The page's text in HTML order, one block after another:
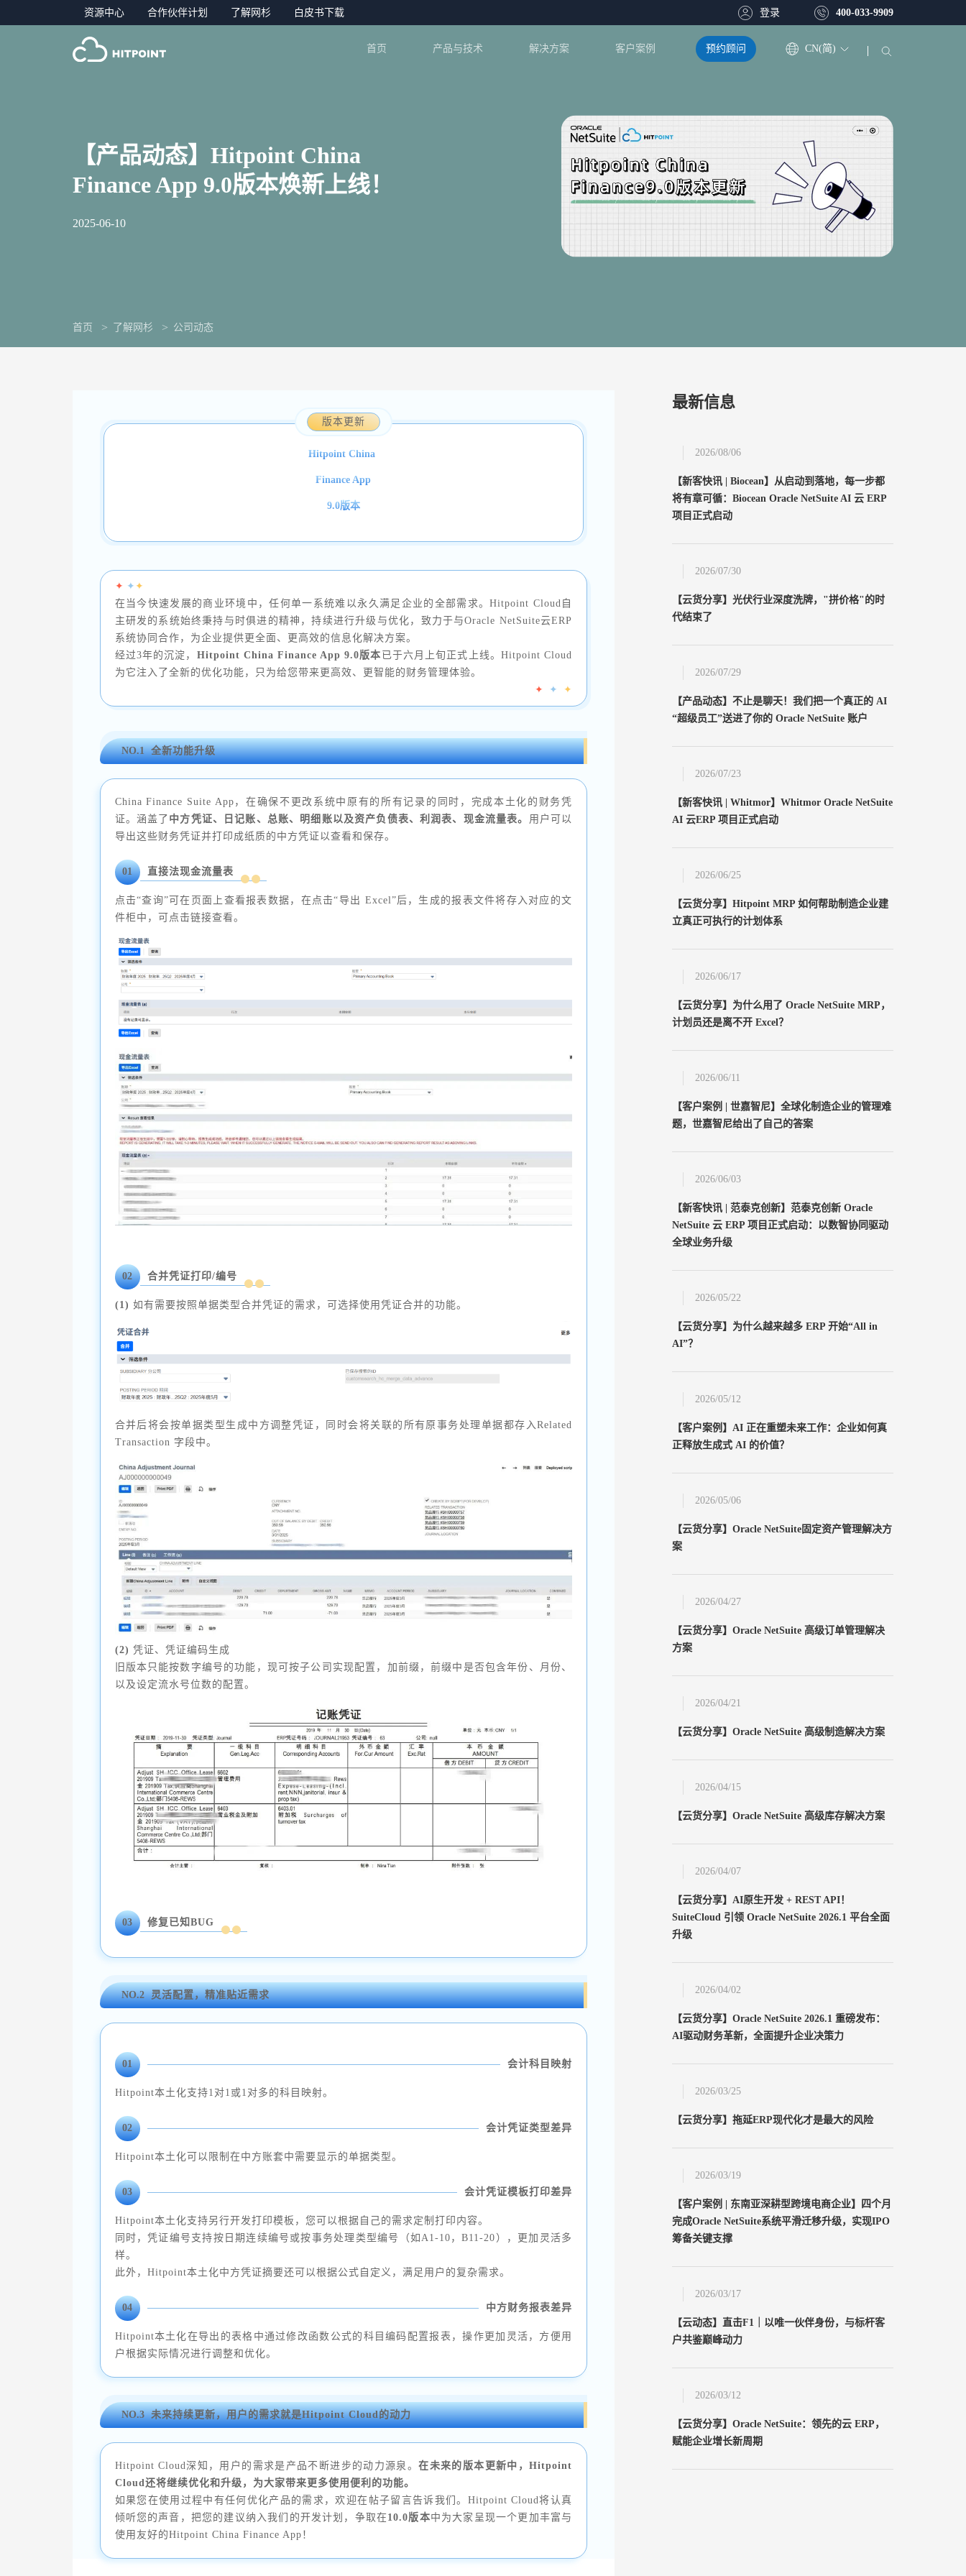
资源中心 合作伙伴计划 了解网杉 白皮书下载 登录 400-033-9909
首页 产品与技术 解决方案 客户案例 预约顾问 CN(简)
【产品动态】Hitpoint China
Finance App 9.0版本焕新上线！
2025-06-10
首页 了解网杉 公司动态
版本更新
Hitpoint China
Finance App
9.0版本
✦ ✦ ✦
在当今快速发展的商业环境中，任何单一系统难以永久满足企业的全部需求。Hitpoint Cloud自
主研发的系统始终秉持与时俱进的精神，持续进行升级与优化，致力于与Oracle NetSuite云ERP
系统协同合作，为企业提供更全面、更高效的信息化解决方案。
经过3年的沉淀， Hitpoint China Finance App 9.0版本 已于六月上旬正式上线。Hitpoint Cloud
为它注入了全新的优化功能，只为给您带来更高效、更智能的财务管理体验。
✦
✦ ✦
NO.1 全新功能升级
China Finance Suite App，在确保不更改系统中原有的所有记录的同时，完成本土化的财务凭
证。涵盖了 中方凭证、日记账、总账、明细账以及资产负债表、利润表、现金流量表。 用户可以
导出这些财务凭证并打印成纸质的中方凭证以查看和保存。
01 直接法现金流量表
点击“查询”可在页面上查看报表数据，在点击“导出 Excel”后，生成的报表文件将存入对应的文
件柜中，可点击链接查看。
02 合并凭证打印/编号
(1) 如有需要按照单据类型合并凭证的需求，可选择使用凭证合并的功能。
合并后将会按单据类型生成中方调整凭证，同时会将关联的所有原事务处理单据都存入Related
Transaction 字段中。
(2) 凭证、凭证编码生成
旧版本只能按数字编号的功能，现可按子公司实现配置，加前缀，前缀中是否包含年份、月份、
以及设定流水号位数的配置。
03 修复已知BUG
NO.2 灵活配置，精准贴近需求
01 会计科目映射
Hitpoint本土化支持1对1或1对多的科目映射。
02 会计凭证类型差异
Hitpoint本土化可以限制在中方账套中需要显示的单据类型。
03 会计凭证模板打印差异
Hitpoint本土化支持另行开发打印模板，您可以根据自己的需求定制打印内容。
同时，凭证编号支持按日期连续编号或按事务处理类型编号（如A1-10，B11-20），更加灵活多
样。
此外，Hitpoint本土化中方凭证摘要还可以根据公式自定义，满足用户的复杂需求。
04 中方财务报表差异
Hitpoint本土化在导出的表格中通过修改函数公式的科目编码配置报表，操作更加灵活，方便用
户根据实际情况进行调整和优化。
NO.3 未来持续更新，用户的需求就是Hitpoint Cloud的动力
Hitpoint Cloud深知，用户的需求是产品不断进步的动力源泉。在未来的版本更新中，Hitpoint
Cloud还将继续优化和升级，为大家带来更多使用便利的功能。
如果您在使用过程中有任何优化产品的需求，欢迎在帖子留言告诉我们。Hitpoint Cloud将认真
倾听您的声音，把您的建议纳入我们的开发计划，争取在 10.0版本中为大家呈现一个更加丰富与
使用友好的Hitpoint China Finance App！
最新信息
2026/08/06
【新客快讯 | Biocean】从启动到落地，每一步都
将有章可循：Biocean Oracle NetSuite AI 云 ERP
项目正式启动
2026/07/30
【云货分享】光伏行业深度洗牌，"拼价格"的时
代结束了
2026/07/29
【产品动态】不止是聊天！我们把一个真正的 AI
“超级员工”送进了你的 Oracle NetSuite 账户
2026/07/23
【新客快讯 | Whitmor】Whitmor Oracle NetSuite
AI 云ERP 项目正式启动
2026/06/25
【云货分享】Hitpoint MRP 如何帮助制造企业建
立真正可执行的计划体系
2026/06/17
【云货分享】为什么用了 Oracle NetSuite MRP，
计划员还是离不开 Excel？
2026/06/11
【客户案例 | 世嘉智尼】全球化制造企业的管理难
题，世嘉智尼给出了自己的答案
2026/06/03
【新客快讯 | 范泰克创新】范泰克创新 Oracle
NetSuite 云 ERP 项目正式启动：以数智协同驱动
全球业务升级
2026/05/22
【云货分享】为什么越来越多 ERP 开始“All in
AI”？
2026/05/12
【客户案例】AI 正在重塑未来工作：企业如何真
正释放生成式 AI 的价值？
2026/05/06
【云货分享】Oracle NetSuite固定资产管理解决方
案
2026/04/27
【云货分享】Oracle NetSuite 高级订单管理解决
方案
2026/04/21
【云货分享】Oracle NetSuite 高级制造解决方案
2026/04/15
【云货分享】Oracle NetSuite 高级库存解决方案
2026/04/07
【云货分享】AI原生开发 + REST API！
SuiteCloud 引领 Oracle NetSuite 2026.1 平台全面
升级
2026/04/02
【云货分享】Oracle NetSuite 2026.1 重磅发布：
AI驱动财务革新，全面提升企业决策力
2026/03/25
【云货分享】拖延ERP现代化才是最大的风险
2026/03/19
【客户案例 | 东南亚深耕型跨境电商企业】四个月
完成Oracle NetSuite系统平滑迁移升级，实现IPO
筹备关键支撑
2026/03/17
【云动态】直击F1｜以唯一伙伴身份，与标杆客
户共鉴巅峰动力
2026/03/12
【云货分享】Oracle NetSuite：领先的云 ERP，
赋能企业增长新周期
立即申请